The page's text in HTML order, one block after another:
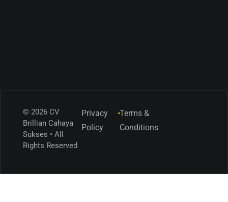
© 2026 CV
Brillian Cahaya
Sukses • All
Rights Reserved
Privacy
Policy
•Terms &
Conditions